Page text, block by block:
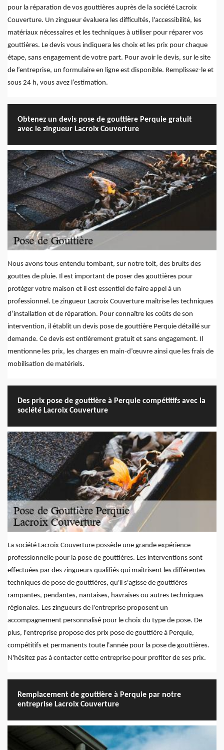
pour la réparation de vos gouttières auprès de la société Lacroix
Couverture. Un zingueur évaluera les difficultés, l'accessibilité, les
matériaux nécessaires et les techniques à utiliser pour réparer vos
gouttières. Le devis vous indiquera les choix et les prix pour chaque
étape, sans engagement de votre part. Pour avoir le devis, sur le site
de l’entreprise, un formulaire en ligne est disponible. Remplissez-le et
sous 24 h, vous avez l’estimation.
Obtenez un devis pose de gouttière Perquie gratuit
avec le zingueur Lacroix Couverture
Nous avons tous entendu tombant, sur notre toit, des bruits des
gouttes de pluie. Il est important de poser des gouttières pour
protéger votre maison et il est essentiel de faire appel à un
professionnel. Le zingueur Lacroix Couverture maîtrise les techniques
d’installation et de réparation. Pour connaître les coûts de son
intervention, il établit un devis pose de gouttière Perquie détaillé sur
demande. Ce devis est entièrement gratuit et sans engagement. Il
mentionne les prix, les charges en main-d’œuvre ainsi que les frais de
mobilisation de matériels.
Des prix pose de gouttière à Perquie compétitifs avec la
société Lacroix Couverture
La société Lacroix Couverture possède une grande expérience
professionnelle pour la pose de gouttières. Les interventions sont
effectuées par des zingueurs qualifiés qui maîtrisent les différentes
techniques de pose de gouttières, qu'il s'agisse de gouttières
rampantes, pendantes, nantaises, havraises ou autres techniques
régionales. Les zingueurs de l'entreprise proposent un
accompagnement personnalisé pour le choix du type de pose. De
plus, l'entreprise propose des prix pose de gouttière à Perquie,
compétitifs et permanents toute l'année pour la pose de gouttières.
N'hésitez pas à contacter cette entreprise pour profiter de ses prix.
Remplacement de gouttière à Perquie par notre
entreprise Lacroix Couverture